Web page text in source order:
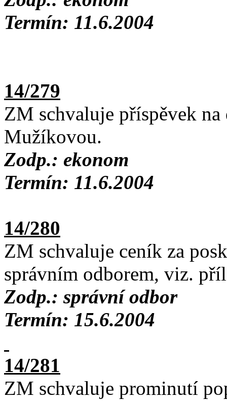
Termín: 11.6.2004
14/279
ZM schvaluje příspěvek
Mužíkovou.
Zodp.: ekonom
Termín: 11.6.2004
14/280
ZM schvaluje ceník za
správním odborem, viz.
Zodp.: správní odbor
Termín: 15.6.2004
14/281
ZM schvaluje prominutí